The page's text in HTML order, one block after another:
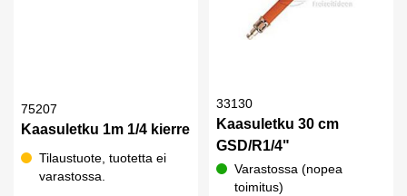
75207
Kaasuletku 1m 1/4 kierre
Tilaustuote, tuotetta ei
varastossa.
33130
Kaasuletku 30 cm
GSD/R1/4"
Varastossa (nopea
toimitus)